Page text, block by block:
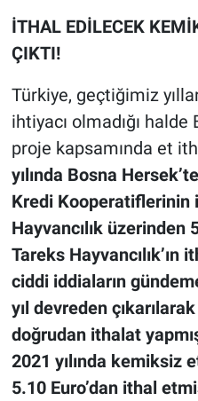
İTHAL EDİLECEK
ÇIKTI!
Türkiye, geçtiğimiz
ihtiyacı olmadığı
proje kapsamında et
yılında Bosna
Kredi Kooperatiflerinin
Hayvancılık üzerinden
Tareks
ciddi iddiaların
yıl devreden
doğrudan ithalat
2021 yılında kemiksiz
5.10 Euro’dan ithal